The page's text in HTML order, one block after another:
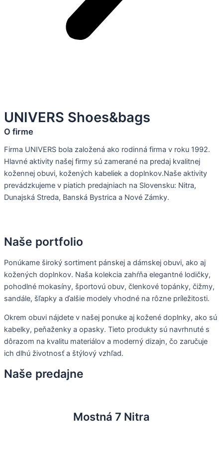
UNIVERS Shoes&bags
O firme
Firma UNIVERS bola založená ako rodinná firma v roku 1992.
Hlavné aktivity našej firmy sú zamerané na predaj kvalitnej
kožennej obuvi, kožených kabeliek a doplnkov.Naše aktivity
prevádzkujeme v piatich predajniach na Slovensku: Nitra,
Dunajská Streda, Banská Bystrica a Nové Zámky.
Naše portfolio
Ponúkame široký sortiment pánskej a dámskej obuvi, ako aj
kožených doplnkov. Naša kolekcia zahŕňa elegantné lodičky,
pohodlné mokasíny, športovú obuv, členkové topánky, čižmy,
sandále, šľapky a ďalšie modely vhodné na rôzne príležitosti.
Okrem obuvi nájdete v našej ponuke aj kožené doplnky, ako sú
kabelky, peňaženky a opasky. Tieto produkty sú navrhnuté s
dôrazom na kvalitu materiálov a moderný dizajn, čo zaručuje
ich dlhú životnosť a štýlový vzhľad.
Naše predajne
Mostná 7 Nitra